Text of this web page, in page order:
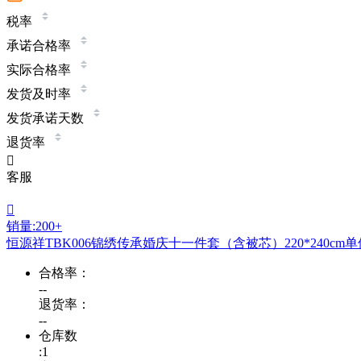
税率
承诺合格率
实际合格率
发货及时率
发货承诺天数
退货率

客服

销量:200+
恒源祥TBK006锦绣传承婚庆十一件套（含被芯）220*240cm
合格率：
--
退货率：
--
仓库数
:1